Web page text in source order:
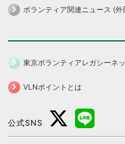
ボランティア関連ニュース (外
東京ボランティアレガシーネ
VLNポイントとは
公式SNS